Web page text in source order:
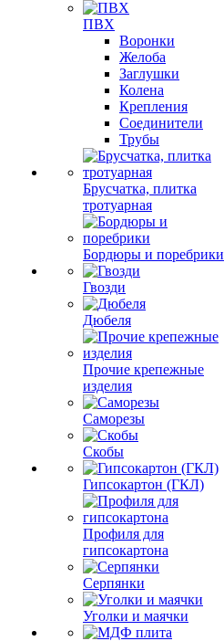
ПВХ
Воронки
Желоба
Заглушки
Колена
Крепления
Соединители
Трубы
Брусчатка, плитка
тротуарная
Бордюры и поребрики
Гвозди
Дюбеля
Прочие крепежные
изделия
Саморезы
Скобы
Гипсокартон (ГКЛ)
Профиля для
гипсокартона
Серпянки
Уголки и маячки